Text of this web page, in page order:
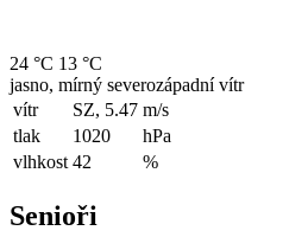
24 °C 13 °C
jasno, mírný severozápadní vítr
vítr
SZ, 5.47 m/s
tlak
1020
hPa
vlhkost 42 %
Senioři